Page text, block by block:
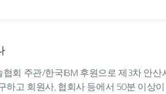
회 주관/한국IBM 후원으로 제3차 안
고 회원사, 협회사 등에서 50분 이상